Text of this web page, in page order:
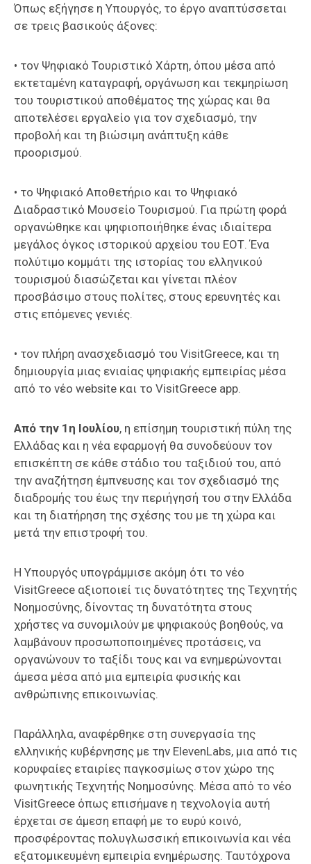
Όπως εξήγησε η Υπουργός, το έργο αναπτύσσεται
σε τρεις βασικούς άξονες:
• τον Ψηφιακό Τουριστικό Χάρτη, όπου μέσα από
εκτεταμένη καταγραφή, οργάνωση και τεκμηρίωση
του τουριστικού αποθέματος της χώρας και θα
αποτελέσει εργαλείο για τον σχεδιασμό, την
προβολή και τη βιώσιμη ανάπτυξη κάθε
προορισμού.
• το Ψηφιακό Αποθετήριο και το Ψηφιακό
Διαδραστικό Μουσείο Τουρισμού. Για πρώτη φορά
οργανώθηκε και ψηφιοποιήθηκε ένας ιδιαίτερα
μεγάλος όγκος ιστορικού αρχείου του ΕΟΤ. Ένα
πολύτιμο κομμάτι της ιστορίας του ελληνικού
τουρισμού διασώζεται και γίνεται πλέον
προσβάσιμο στους πολίτες, στους ερευνητές και
στις επόμενες γενιές.
• τον πλήρη ανασχεδιασμό του VisitGreece, και τη
δημιουργία μιας ενιαίας ψηφιακής εμπειρίας μέσα
από το νέο website και το VisitGreece app.
Από την 1η Ιουλίου, η επίσημη τουριστική πύλη της
Ελλάδας και η νέα εφαρμογή θα συνοδεύουν τον
επισκέπτη σε κάθε στάδιο του ταξιδιού του, από
την αναζήτηση έμπνευσης και τον σχεδιασμό της
διαδρομής του έως την περιήγησή του στην Ελλάδα
και τη διατήρηση της σχέσης του με τη χώρα και
μετά την επιστροφή του.
Η Υπουργός υπογράμμισε ακόμη ότι το νέο
VisitGreece αξιοποιεί τις δυνατότητες της Τεχνητής
Νοημοσύνης, δίνοντας τη δυνατότητα στους
χρήστες να συνομιλούν με ψηφιακούς βοηθούς, να
λαμβάνουν προσωποποιημένες προτάσεις, να
οργανώνουν το ταξίδι τους και να ενημερώνονται
άμεσα μέσα από μια εμπειρία φυσικής και
ανθρώπινης επικοινωνίας.
Παράλληλα, αναφέρθηκε στη συνεργασία της
ελληνικής κυβέρνησης με την ElevenLabs, μια από τις
κορυφαίες εταιρίες παγκοσμίως στον χώρο της
φωνητικής Τεχνητής Νοημοσύνης. Μέσα από το νέο
VisitGreece όπως επισήμανε η τεχνολογία αυτή
έρχεται σε άμεση επαφή με το ευρύ κοινό,
προσφέροντας πολυγλωσσική επικοινωνία και νέα
εξατομικευμένη εμπειρία ενημέρωσης. Ταυτόχρονα